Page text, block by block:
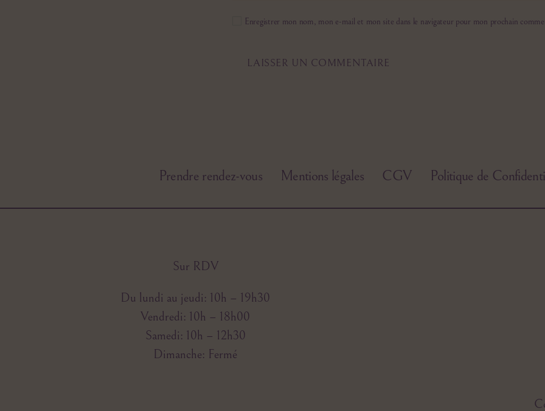
Enregistrer mon nom, mon e-mail et mon site dans le navigateur pour mon prochain
Prendre rendez-vous Mentions légales CGV Politique de
Sur RDV
Du lundi au jeudi: 10h – 19h30
Vendredi: 10h – 18h00
Samedi: 10h – 12h30
Dimanche: Fermé